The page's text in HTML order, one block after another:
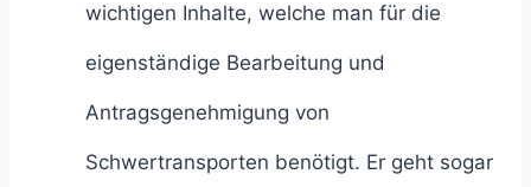
wichtigen Inhalte, welche man für die
eigenständige Bearbeitung und
Antragsgenehmigung von
Schwertransporten benötigt. Er geht sogar